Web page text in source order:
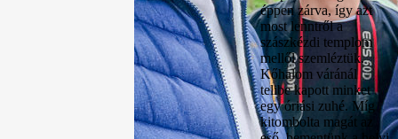
éppen zárva, így azt
most lenntről a
szászkézdi templom
mellől szemléztük.
Kőhalom váránál
telibe kapott minket
egy óriási zuhé. Míg
kitombolta magát az